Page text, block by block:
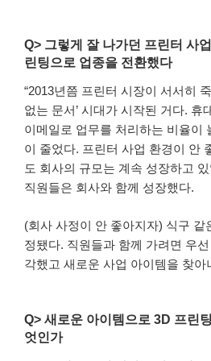
Q> 그렇게 잘 나가던 프린터 사
린팅으로 업종을 전환했다
“2013년쯤 프린터 시장이 서서히
없는 문서’ 시대가 시작된 거다. 휴
이메일로 업무를 처리하는 비율이
이 줄었다. 프린터 사업 환경이 안
도 회사의 규모는 계속 성장하고
직원들은 회사와 함께 성장했다.
(회사 사정이 안 좋아지자) 식구 같
정됐다. 직원들과 함께 가려면 우
각했고 새로운 사업 아이템을 찾아
Q> 새로운 아이템으로 3D 프린
엇인가